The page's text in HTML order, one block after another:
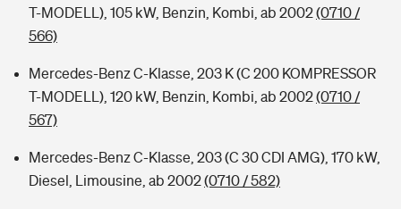
T-MODELL), 105 kW, Benzin, Kombi, ab 2002(0710 /
566)
Mercedes-Benz C-Klasse, 203 K (C 200 KOMPRESSOR
T-MODELL), 120 kW, Benzin, Kombi, ab 2002(0710 /
567)
Mercedes-Benz C-Klasse, 203 (C 30 CDI AMG), 170 kW,
Diesel, Limousine, ab 2002(0710 / 582)